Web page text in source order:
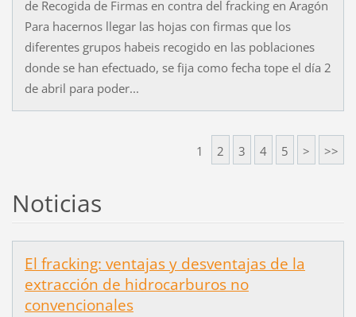
de Recogida de Firmas en contra del fracking en Aragón
Para hacernos llegar las hojas con firmas que los
diferentes grupos habeis recogido en las poblaciones
donde se han efectuado, se fija como fecha tope el día 2
de abril para poder...
1 2 3 4 5 > >>
Noticias
El fracking: ventajas y desventajas de la
extracción de hidrocarburos no
convencionales